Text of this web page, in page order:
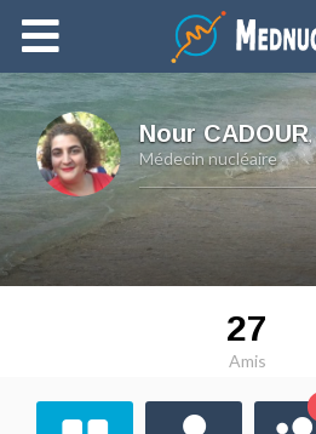
Ajouter du contenu
Nour CADOUR,
Médecin nucléaire
27
Amis